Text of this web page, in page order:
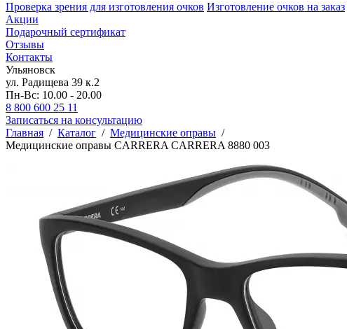
Проверка зрения для изготовления очков Изготовление очков на заказ
Акции
Подарочный сертификат
Отзывы
Контакты
Ульяновск
ул. Радищева 39 к.2
Пн-Вс: 10.00 - 20.00
8 800 600 25 11
Записаться на консультацию
Главная / Каталог / Медицинские оправы /
Медицинские оправы CARRERA CARRERA 8880 003